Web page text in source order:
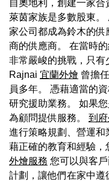
自奧地利，創建一家
萊茵家族是多數股東。
家公司都成為鈴木的
商的供應商。 在當時
非常嚴峻的挑戰，只有
Rajnai 宜蘭外燴 曾擔
員多年。 憑藉適當的
研究援助業務。 如果
為顧問提供服務。 到
進行策略規劃、營運和
藉正確的教育和經驗，
外燴服務 您可以與客
計劃，讓他們在家中遵